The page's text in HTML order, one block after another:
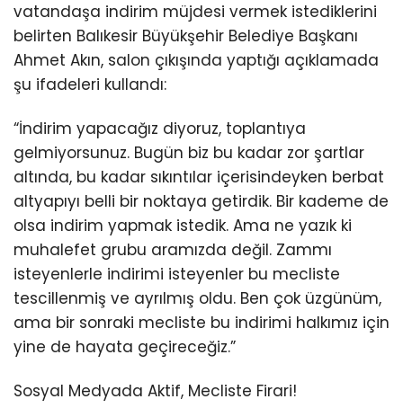
vatandaşa indirim müjdesi vermek istediklerini
belirten Balıkesir Büyükşehir Belediye Başkanı
Ahmet Akın, salon çıkışında yaptığı açıklamada
şu ifadeleri kullandı:
“İndirim yapacağız diyoruz, toplantıya
gelmiyorsunuz. Bugün biz bu kadar zor şartlar
altında, bu kadar sıkıntılar içerisindeyken berbat
altyapıyı belli bir noktaya getirdik. Bir kademe de
olsa indirim yapmak istedik. Ama ne yazık ki
muhalefet grubu aramızda değil. Zammı
isteyenlerle indirimi isteyenler bu mecliste
tescillenmiş ve ayrılmış oldu. Ben çok üzgünüm,
ama bir sonraki mecliste bu indirimi halkımız için
yine de hayata geçireceğiz.”
Sosyal Medyada Aktif, Mecliste Firari!